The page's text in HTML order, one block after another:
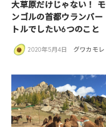
大草原だけじゃない！ モ
ンゴルの首都ウランバー
トルでしたい6つのこと
2020年5月4日 グワカモレ